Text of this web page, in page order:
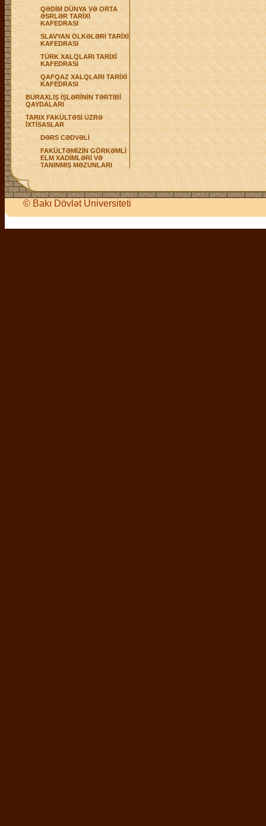
QƏDİM DÜNYA VƏ ORTA
ƏSRLƏR TARİXİ
KAFEDRASI
SLAVYAN ÖLKƏLƏRİ TARİXİ
KAFEDRASI
TÜRK XALQLARI TARİXİ
KAFEDRASI
QAFQAZ XALQLARI TARİXİ
KAFEDRASI
BURAXLIŞ İŞLƏRİNİN TƏRTİBİ
QAYDALARI
TARIX FAKÜLTƏSİ ÜZRƏ
İXTİSASLAR
DƏRS CƏDVƏLİ
FAKÜLTƏMİZİN GÖRKƏMLİ
ELM XADİMLƏRİ VƏ
TANINMIŞ MƏZUNLARI
© Bakı Dövlət Universiteti